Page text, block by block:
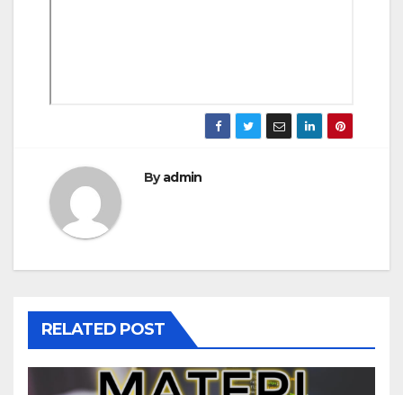
Byadmin
RELATED POST